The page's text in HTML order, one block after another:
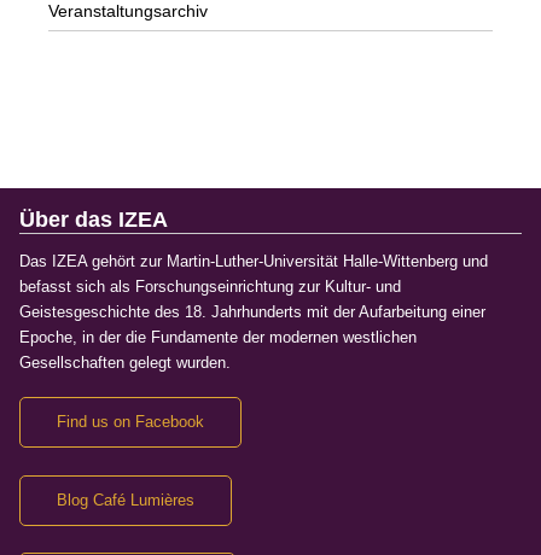
Veranstaltungsarchiv
Über das IZEA
Das IZEA gehört zur Martin-Luther-Universität Halle-Wittenberg und
befasst sich als Forschungseinrichtung zur Kultur- und
Geistesgeschichte des 18. Jahrhunderts mit der Aufarbeitung einer
Epoche, in der die Fundamente der modernen westlichen
Gesellschaften gelegt wurden.
Find us on Facebook
Blog Café Lumières